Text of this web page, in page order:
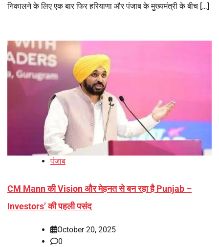
निकालने के लिए एक बार फिर हरियाणा और पंजाब के मुख्यमंत्री के बीच […]
पंजाब
CM Mann की Vision और मेहनत से बन रहा है Punjab –
Investors’ की पहली पसंद
October 20, 2025
0